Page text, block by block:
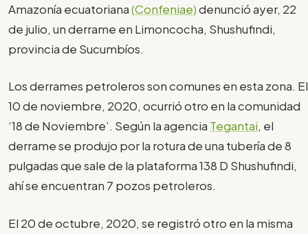
Amazonía ecuatoriana(Confeniae)denunció ayer, 22
de julio, un derrame en Limoncocha, Shushufindi,
provincia de Sucumbíos.
Los derrames petroleros son comunes en esta zona. El
10 de noviembre, 2020, ocurrió otro en la comunidad
‘18 de Noviembre’. Según la agencia Tegantai, el
derrame se produjo por la rotura de una tubería de 8
pulgadas que sale de la plataforma 138 D Shushufindi,
ahí se encuentran 7 pozos petroleros.
El 20 de octubre, 2020, se registró otro en la misma